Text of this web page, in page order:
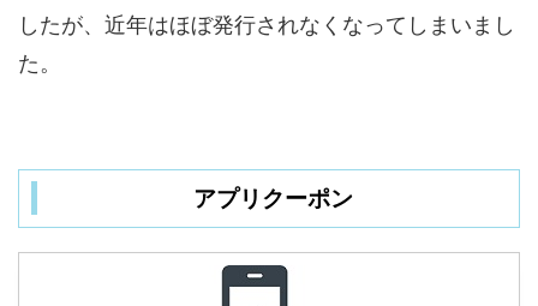
したが、近年はほぼ発行されなくなってしまいまし
た。
アプリクーポン